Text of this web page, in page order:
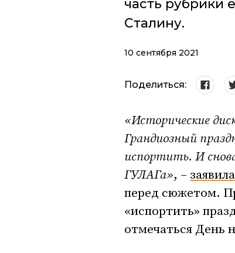
часть рубрики
Сталину.
10 сентября 2021
Поделиться:
«Исторические
Грандиозный
испортить. И
ГУЛАГа», – заявила
перед сюжетом.
«испортить»
отмечаться День